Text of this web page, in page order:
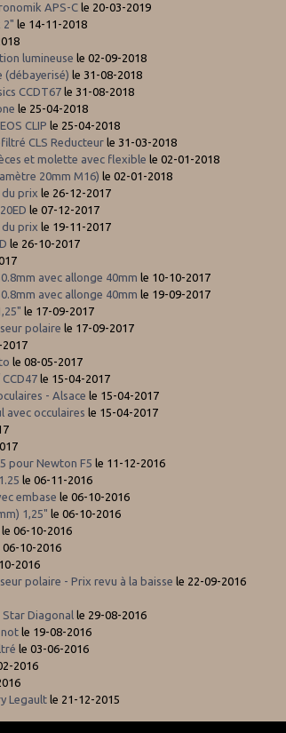
APS-C le 20-03-2019
2" le 14-11-2018
lumineuse le 02-09-2018
(débayerisé) le 31-08-2018
CCDT67 le 31-08-2018
le 25-04-2018
CLIP le 25-04-2018
CLS Reducteur le 31-03-2018
et molette avec flexible le 02-01-2018
20mm M16) le 02-01-2018
du prix le 26-12-2017
le 07-12-2017
du prix le 19-11-2017
le 26-10-2017
avec allonge 40mm le 10-10-2017
avec allonge 40mm le 19-09-2017
le 17-09-2017
polaire le 17-09-2017
2017
le 08-05-2017
le 15-04-2017
- Alsace le 15-04-2017
avec occulaires le 15-04-2017
pour Newton F5 le 11-12-2016
le 06-11-2016
embase le 06-10-2016
1,25" le 06-10-2016
le 06-10-2016
06-10-2016
2016
polaire - Prix revu à la baisse le 22-09-2016
Star Diagonal le 29-08-2016
not le 19-08-2016
le 03-06-2016
2016
Legault le 21-12-2015